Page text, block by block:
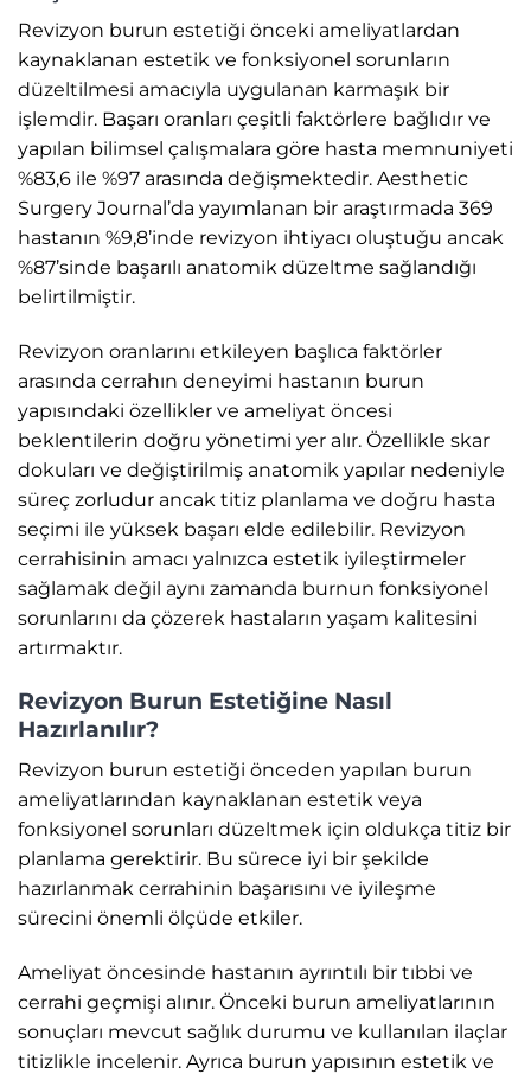
Revizyon burun estetiği önceki ameliyatlardan
kaynaklanan estetik ve fonksiyonel sorunların
düzeltilmesi amacıyla uygulanan karmaşık bir
işlemdir. Başarı oranları çeşitli faktörlere bağlıdır ve
yapılan bilimsel çalışmalara göre hasta memnuniyeti
%83,6 ile %97 arasında değişmektedir. Aesthetic
Surgery Journal’da yayımlanan bir araştırmada 369
hastanın %9,8’inde revizyon ihtiyacı oluştuğu ancak
%87’sinde başarılı anatomik düzeltme sağlandığı
belirtilmiştir.
Revizyon oranlarını etkileyen başlıca faktörler
arasında cerrahın deneyimi hastanın burun
yapısındaki özellikler ve ameliyat öncesi
beklentilerin doğru yönetimi yer alır. Özellikle skar
dokuları ve değiştirilmiş anatomik yapılar nedeniyle
süreç zorludur ancak titiz planlama ve doğru hasta
seçimi ile yüksek başarı elde edilebilir. Revizyon
cerrahisinin amacı yalnızca estetik iyileştirmeler
sağlamak değil aynı zamanda burnun fonksiyonel
sorunlarını da çözerek hastaların yaşam kalitesini
artırmaktır.
Revizyon Burun Estetiğine Nasıl
Hazırlanılır?
Revizyon burun estetiği önceden yapılan burun
ameliyatlarından kaynaklanan estetik veya
fonksiyonel sorunları düzeltmek için oldukça titiz bir
planlama gerektirir. Bu sürece iyi bir şekilde
hazırlanmak cerrahinin başarısını ve iyileşme
sürecini önemli ölçüde etkiler.
Ameliyat öncesinde hastanın ayrıntılı bir tıbbi ve
cerrahi geçmişi alınır. Önceki burun ameliyatlarının
sonuçları mevcut sağlık durumu ve kullanılan ilaçlar
titizlikle incelenir. Ayrıca burun yapısının estetik ve